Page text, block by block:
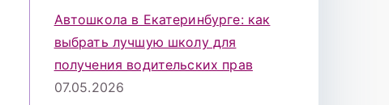
Автошкола в Екатеринбурге: как
выбрать лучшую школу для
получения водительских прав
07.05.2026